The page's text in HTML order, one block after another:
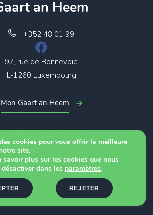
an Heem
+352 48 01 99
97, rue de Bonnevoie
L-1260 Luxembourg
Mon Gaart an Heem
© 2026 - Ligue CTF
Protection des données
Cookies
cookies pour vous offrir la meilleure
site.
savoir plus sur les cookies que nous
dans les paramètres.
REJETER